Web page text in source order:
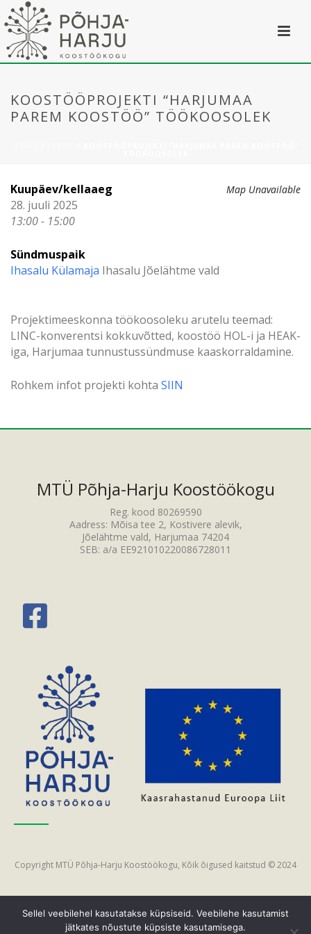
KOOSTÖÖPROJEKTI “HARJUMAA
PAREM KOOSTÖÖ” TÖÖKOOSOLEK
Map Unavailable
Kuupäev/kellaaeg
28. juuli 2025
13:00 - 15:00
Sündmuspaik
Ihasalu Külamaja Ihasalu Jõelähtme vald
Projektimeeskonna töökoosoleku arutelu teemad:
LINC-konverentsi kokkuvõtted, koostöö HOL-i ja HEAK-
iga, Harjumaa tunnustussündmuse kaaskorraldamine.
Rohkem infot projekti kohta SIIN
MTÜ Põhja-Harju Koostöökogu
Reg. kood 80269590
Aadress: Mõisa tee 2, Kostivere alevik,
Jõelähtme vald, Harjumaa 74204
SEB: a/a EE921010220086728011
Copyright MTÜ Põhja-Harju Koostöökogu, Kõik õigused kaitstud © 2024
Sellel veebilehel kasutatakse küpsiseid. Veebilehe kasutamist
jätkates nõustute küpsiste kasutamisega.